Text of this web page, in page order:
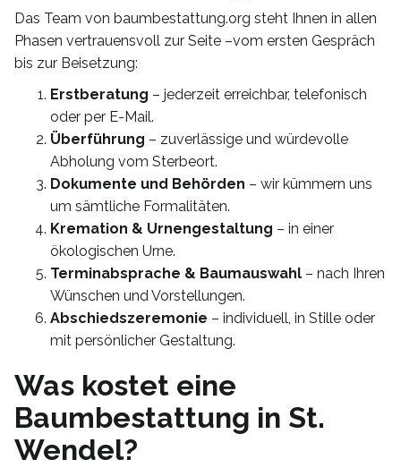
Das Team von baumbestattung.org steht Ihnen in allen
Phasen vertrauensvoll zur Seite –vom ersten Gespräch
bis zur Beisetzung:
Erstberatung – jederzeit erreichbar, telefonisch
oder per E-Mail.
Überführung – zuverlässige und würdevolle
Abholung vom Sterbeort.
Dokumente und Behörden – wir kümmern uns
um sämtliche Formalitäten.
Kremation & Urnengestaltung – in einer
ökologischen Urne.
Terminabsprache & Baumauswahl – nach Ihren
Wünschen und Vorstellungen.
Abschiedszeremonie – individuell, in Stille oder
mit persönlicher Gestaltung.
Was kostet eine
Baumbestattung in St.
Wendel?